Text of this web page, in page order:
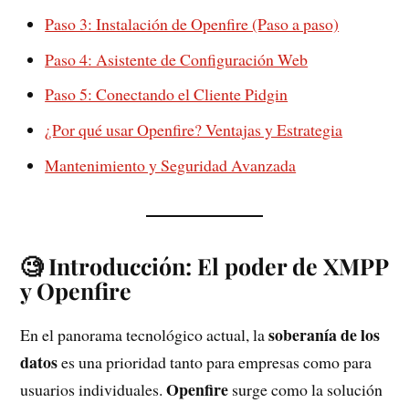
Paso 3: Instalación de Openfire (Paso a paso)
Paso 4: Asistente de Configuración Web
Paso 5: Conectando el Cliente Pidgin
¿Por qué usar Openfire? Ventajas y Estrategia
Mantenimiento y Seguridad Avanzada
🧐 Introducción: El poder de XMPP
y Openfire
En el panorama tecnológico actual, lasoberanía de los
datoses una prioridad tanto para empresas como para
usuarios individuales.Openfire surge como la solución